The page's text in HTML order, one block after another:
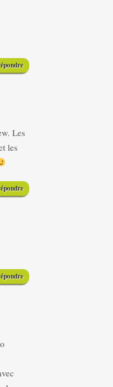
Les
les